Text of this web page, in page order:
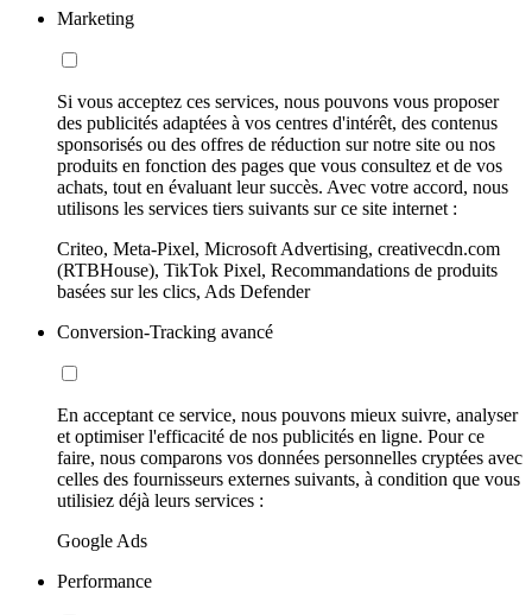
Marketing
Si vous acceptez ces services, nous pouvons vous proposer
des publicités adaptées à vos centres d'intérêt, des contenus
sponsorisés ou des offres de réduction sur notre site ou nos
produits en fonction des pages que vous consultez et de vos
achats, tout en évaluant leur succès. Avec votre accord, nous
utilisons les services tiers suivants sur ce site internet :
Criteo, Meta-Pixel, Microsoft Advertising, creativecdn.com
(RTBHouse), TikTok Pixel, Recommandations de produits
basées sur les clics, Ads Defender
Conversion-Tracking avancé
En acceptant ce service, nous pouvons mieux suivre, analyser
et optimiser l'efficacité de nos publicités en ligne. Pour ce
faire, nous comparons vos données personnelles cryptées avec
celles des fournisseurs externes suivants, à condition que vous
utilisiez déjà leurs services :
Google Ads
Performance